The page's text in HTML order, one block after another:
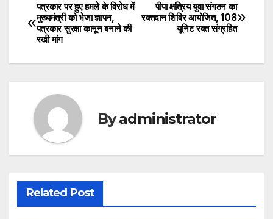
Post
navigation
पीपा क्षत्रिय युवा संगठन का
रक्तदान शिविर आयोजित, 108
यूनिट रक्त संग्रहित
पत्रकार पर हुए हमले के विरोध में
मुख्यमंत्री को भेजा ज्ञापन,
पत्रकार सुरक्षा कानून बनाने की
रखी मांग
Byadministrator
Related Post